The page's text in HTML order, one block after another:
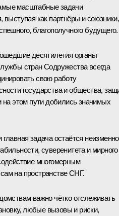
масштабные задачи
выступая как партнёры и союзники,
благополучного будущего.
десятилетия органы
стран Содружества всегда
свою работу
государства и общества,
на этом пути добились значимых
задача остаётся
суверенитета и мирного
многомерным
на пространстве СНГ.
важно чётко отслеживать
любые вызовы и риски,